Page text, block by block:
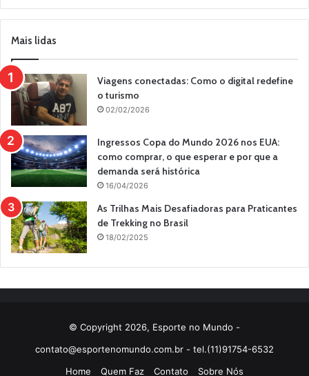
Mais lidas
Viagens conectadas: Como o digital redefine
o turismo
02/02/2026
Ingressos Copa do Mundo 2026 nos EUA:
como comprar, o que esperar e por que a
demanda será histórica
16/04/2026
As Trilhas Mais Desafiadoras para Praticantes
de Trekking no Brasil
18/02/2025
© Copyright 2026, Esporte no Mundo -
contato@esportenomundo.com.br - tel.(11)91754-6532
Home
Quem Faz Contato Sobre Nós